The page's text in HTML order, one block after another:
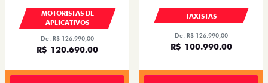
MOTORISTAS DE
APLICATIVOS
De: R$ 126.990,00
R$ 120.690,00
TAXISTAS
De: R$ 126.990,00
R$ 100.990,00